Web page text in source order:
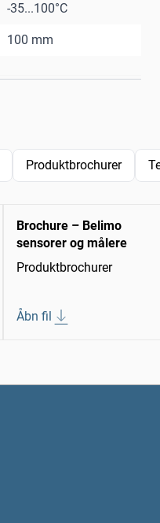
-35...100°C
100 mm
Produktbrochurer
Brochure – Belimo
sensorer og målere
Produktbrochurer
Åbn fil